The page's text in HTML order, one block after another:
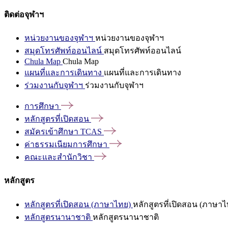
ติดต่อจุฬาฯ
หน่วยงานของจุฬาฯ หน่วยงานของจุฬาฯ
สมุดโทรศัพท์ออนไลน์ สมุดโทรศัพท์ออนไลน์
Chula Map Chula Map
แผนที่และการเดินทาง แผนที่และการเดินทาง
ร่วมงานกับจุฬาฯ ร่วมงานกับจุฬาฯ
การศึกษา
หลักสูตรที่เปิดสอน
สมัครเข้าศึกษา TCAS
ค่าธรรมเนียมการศึกษา
คณะและสำนักวิชา
หลักสูตร
หลักสูตรที่เปิดสอน (ภาษาไทย) หลักสูตรที่เปิดสอน (ภาษาไ
หลักสูตรนานาชาติ หลักสูตรนานาชาติ